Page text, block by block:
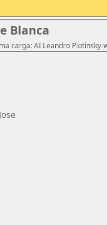
Blanca
carga: AI Leandro